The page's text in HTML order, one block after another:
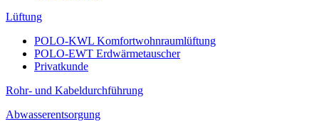
Lüftung
POLO-KWL Komfortwohnraumlüftung
POLO-EWT Erdwärmetauscher
Privatkunde
Rohr- und Kabeldurchführung
Abwasserentsorgung